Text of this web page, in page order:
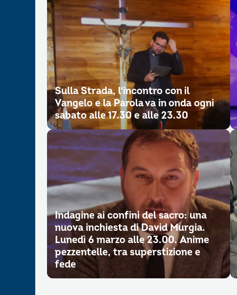
Sulla Strada, l’incontro con il
Vangelo e la Parola va in onda ogni
sabato alle 17.30 e alle 23.30
Indagine ai confini del sacro: una
nuova inchiesta di David Murgia.
Lunedì 6 marzo alle 23.00. Anime
pezzentelle, tra superstizione e
fede